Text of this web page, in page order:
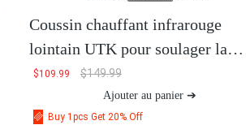
Coussin chauffant infrarouge
lointain UTK pour soulager la
sciatique, H21C1
Buy 1pcs Get 20% Off
$109.99 $149.99
Ajouter au panier ➔